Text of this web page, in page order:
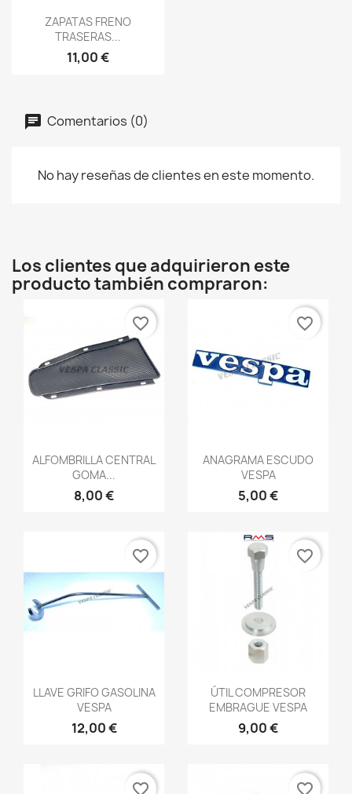
Vista rápida
ZAPATAS FRENO
TRASERAS...
11,00 €
Comentarios (0)
No hay reseñas de clientes en este momento.
Los clientes que adquirieron este
producto también compraron:
Vista rápida
ALFOMBRILLA CENTRAL
GOMA...
8,00 €
favorite_border
Vista rápida
ANAGRAMA ESCUDO
VESPA
5,00 €
favorite_border
Vista rápida
LLAVE GRIFO GASOLINA
VESPA
12,00 €
favorite_border
 Vista rápida
ÚTIL COMPRESOR
EMBRAGUE VESPA
9,00 €
favorite_border
favorite_border favorite_border